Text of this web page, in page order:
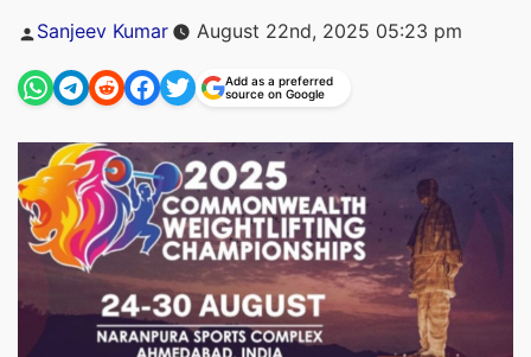
Posted
by
Sanjeev Kumar August 22nd, 2025 05:23 pm
Add as a preferred
source on Google